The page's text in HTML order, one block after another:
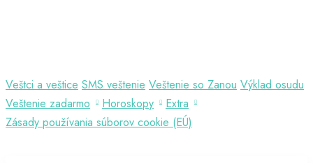
Veštci a veštice SMS veštenie Veštenie so Zanou Výklad osudu
Veštenie zadarmo
Horoskopy
Extra
Zásady používania súborov cookie (EÚ)